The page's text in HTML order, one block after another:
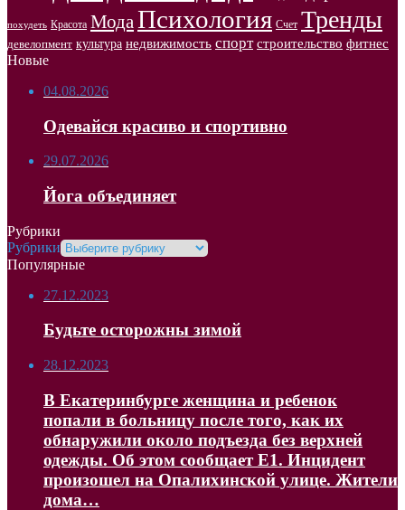
похудеть Красота Мода Психология Счет Тренды
девелопмент культура недвижимость спорт строительство фитнес
Новые
04.08.2026
Одевайся красиво и спортивно
29.07.2026
Йога объединяет
Рубрики
Рубрики
Популярные
27.12.2023
Будьте осторожны зимой
28.12.2023
В Екатеринбурге женщина и ребенок
попали в больницу после того, как их
обнаружили около подъезда без верхней
одежды. Об этом сообщает Е1. Инцидент
произошел на Опалихинской улице. Жители
дома…